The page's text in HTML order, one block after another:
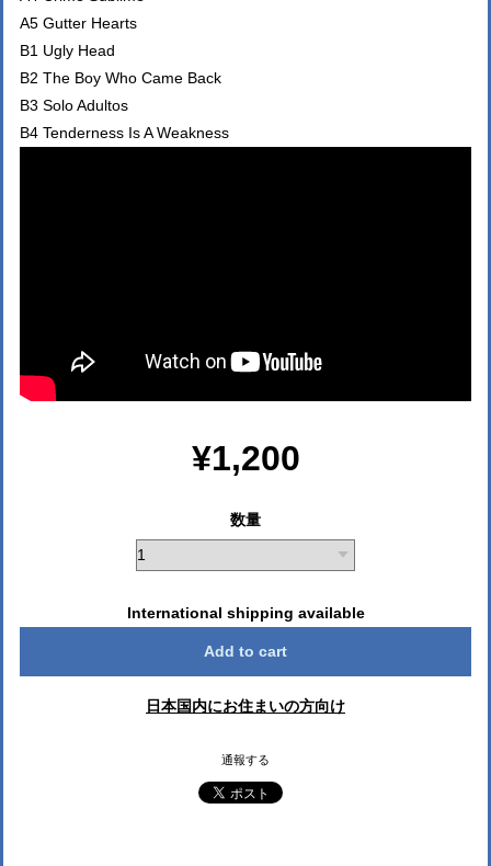
A5 Gutter Hearts
B1 Ugly Head
B2 The Boy Who Came Back
B3 Solo Adultos
B4 Tenderness Is A Weakness
¥1,200
数量
International shipping available
Add to cart
日本国内にお住まいの方向け
通報する